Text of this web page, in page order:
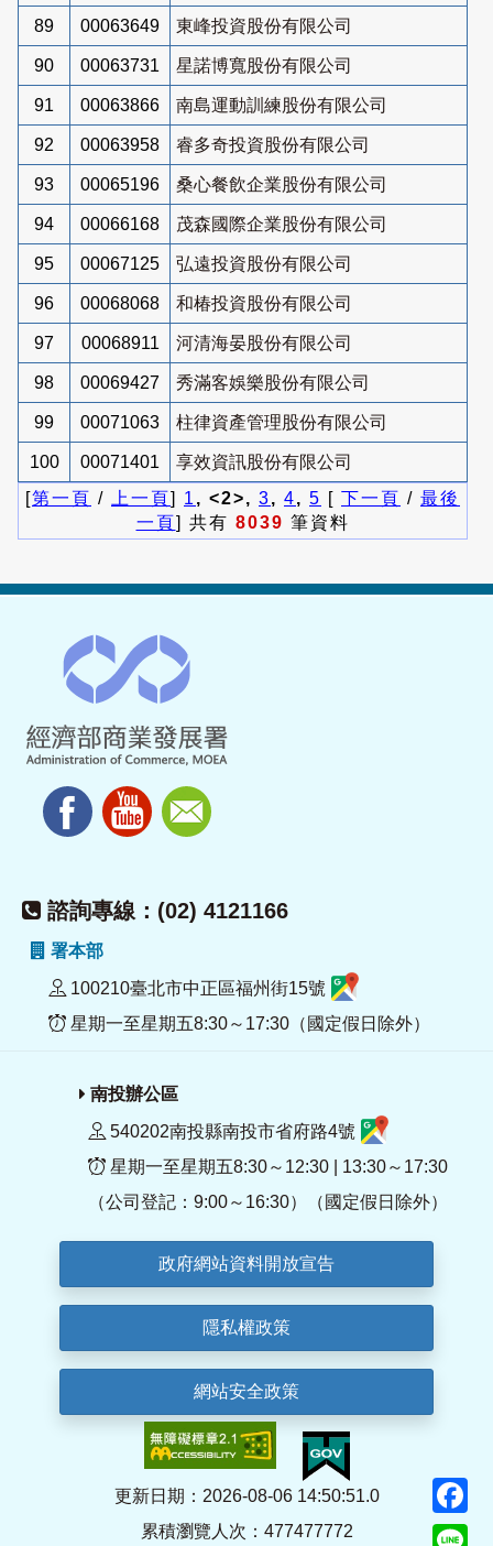
89 00063649 東峰投資股份有限公司
90 00063731 星諾博寬股份有限公司
91 00063866 南島運動訓練股份有限公司
92 00063958 睿多奇投資股份有限公司
93 00065196 桑心餐飲企業股份有限公司
94 00066168 茂森國際企業股份有限公司
95 00067125 弘遠投資股份有限公司
96 00068068 和椿投資股份有限公司
97 00068911 河清海晏股份有限公司
98 00069427 秀滿客娛樂股份有限公司
99 00071063 柱律資產管理股份有限公司
100 00071401
享效資訊股份有限公司
[第一頁 / 上一頁] 1 , <2>, 3, 4, 5 [ 下一頁 / 最後
一頁] 共有 8039 筆資料
諮詢專線：(02) 4121166
署本部
100210臺北市中正區福州街15號
星期一至星期五8:30～17:30（國定假日除外）
南投辦公區
540202南投縣南投市省府路4號
星期一至星期五8:30～12:30 | 13:30～17:30
（公司登記：9:00～16:30）（國定假日除外）
政府網站資料開放宣告
隱私權政策
網站安全政策
更新日期：2026-08-06 14:50:51.0
累積瀏覽人次：477477772